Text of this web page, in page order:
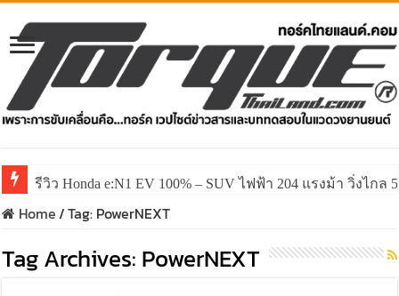
รีวิว Honda e:N1 EV 100% – SUV ไฟฟ้า 204 แรงม้า วิ่งไกล
Home/Tag: PowerNEXT
Tag Archives: PowerNEXT